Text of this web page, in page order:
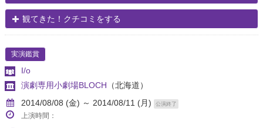
観てきた！クチコミをする
実演鑑賞
I/o
演劇専用小劇場BLOCH （北海道）
2014/08/08 (金) ～ 2014/08/11 (月)
公演終了
上演時間：